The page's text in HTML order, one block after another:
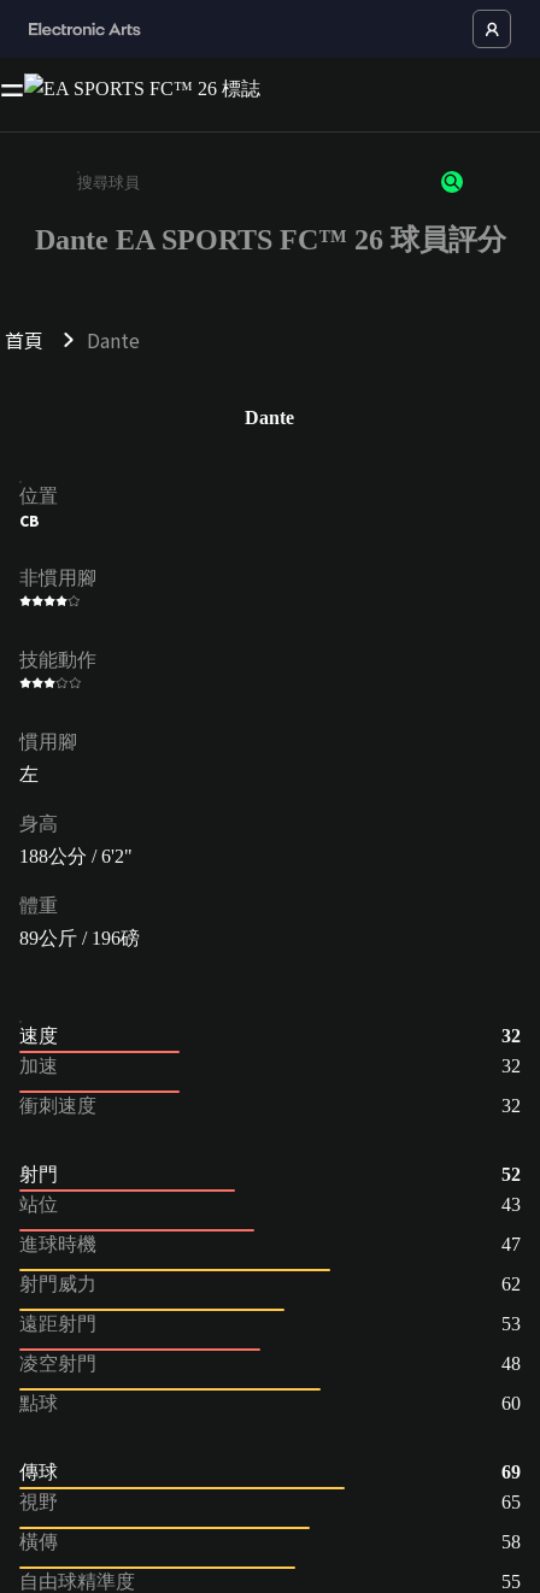
請輸入至少 3 個字元或數字
Dante EA SPORTS FC™ 26 球員評分
首頁 Dante
Dante
位置
CB
非慣用腳
技能動作
慣用腳
左
身高
188公分 / 6'2"
體重
89公斤 / 196磅
速度
32
加速
32
衝刺速度
32
射門
52
站位
43
進球時機
47
射門威力
62
遠距射門
53
凌空射門
48
點球
60
傳球
69
視野
65
橫傳
58
自由球精準度
55